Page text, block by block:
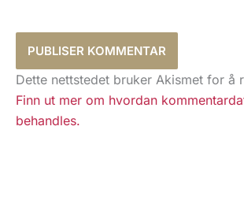
Dette nettstedet bruker Akismet for å
Finn ut mer om hvordan
behandles.